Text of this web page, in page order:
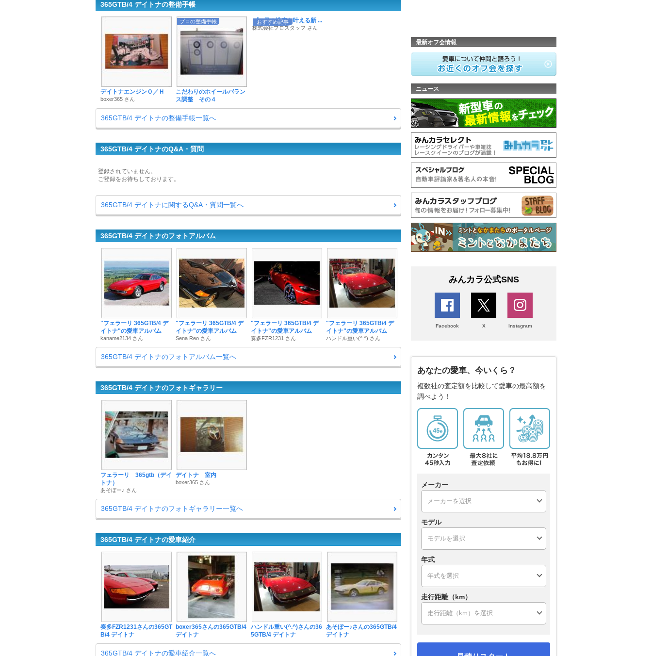
365GTB/4 デイトナの整備手帳
デイトナエンジンＯ／Ｈ
boxer365 さん
プロの整備手帳
こだわりのホイールバラン
ス調整 その４
おすすめ記事
プロ級の洗車を叶える新 ...
株式会社プロスタッフ さん
365GTB/4 デイトナの整備手帳一覧へ
365GTB/4 デイトナのQ&A・質問
登録されていません。
ご登録をお待ちしております。
365GTB/4 デイトナに関するQ&A・質問一覧へ
365GTB/4 デイトナのフォトアルバム
"フェラーリ 365GTB/4 デ
イトナ"の愛車アルバム
kaname2134 さん
"フェラーリ 365GTB/4 デ
イトナ"の愛車アルバム
Sena Reo さん
"フェラーリ 365GTB/4 デ
イトナ"の愛車アルバム
奏多FZR1231 さん
"フェラーリ 365GTB/4 デ
イトナ"の愛車アルバム
ハンドル重い(^.^) さん
365GTB/4 デイトナのフォトアルバム一覧へ
365GTB/4 デイトナのフォトギャラリー
フェラーリ 365gtb（デイ
トナ）
あそぼー♪ さん
デイトナ 室内
boxer365 さん
365GTB/4 デイトナのフォトギャラリー一覧へ
365GTB/4 デイトナの愛車紹介
奏多FZR1231さんの365GT
B/4 デイトナ
boxer365さんの365GTB/4
デイトナ
ハンドル重い(^.^)さんの36
5GTB/4 デイトナ
あそぼー♪さんの365GTB/4
デイトナ
365GTB/4 デイトナの愛車紹介一覧へ
最新オフ会情報
ニュース
みんカラ公式SNS
Facebook X Instagram
あなたの愛車、今いくら？
複数社の査定額を比較して愛車の最高額を
調べよう！
メーカー
モデル
年式
走行距離（km）